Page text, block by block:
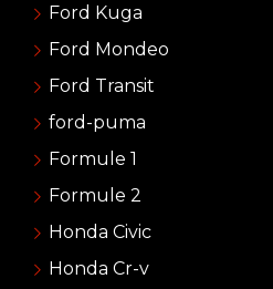
Ford Kuga
Ford Mondeo
Ford Transit
ford-puma
Formule 1
Formule 2
Honda Civic
Honda Cr-v